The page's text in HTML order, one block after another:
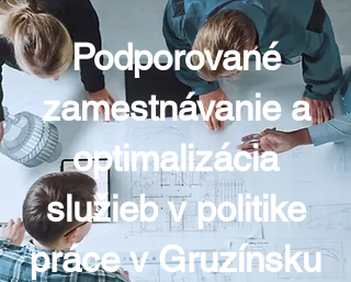
Podporované
zamestnávanie a
optimalizácia
služieb v politike
práce v Gruzínsku